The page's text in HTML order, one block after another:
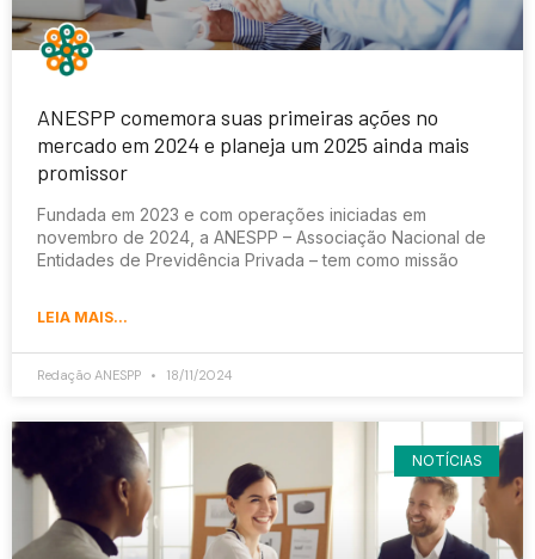
ANESPP comemora suas primeiras ações no
mercado em 2024 e planeja um 2025 ainda mais
promissor
Fundada em 2023 e com operações iniciadas em
novembro de 2024, a ANESPP – Associação Nacional de
Entidades de Previdência Privada – tem como missão
LEIA MAIS...
Redação ANESPP 18/11/2024
NOTÍCIAS